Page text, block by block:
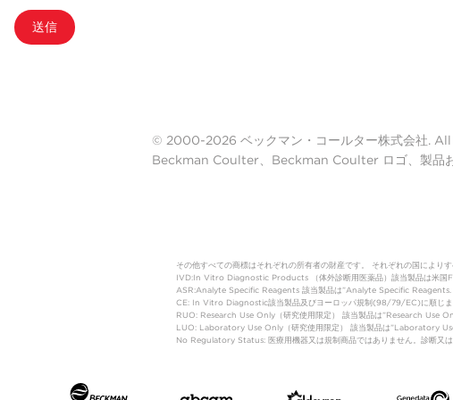
送信
© 2000-2026 ベックマン・コールター株式会社.
Beckman Coulter、Beckman Coulter ロゴ、製品
その他すべての商標はそれぞれの所有者の財産です。 それぞれの国により
IVD:In Vitro Diagnostic Products （体外診断用医薬品）該当製品は米国
ASR:Analyte Specific Reagents 該当製品は”Analyte Specific
CE: In Vitro Diagnostic該当製品及びヨーロッパ規制(98/79/EC)に順じま
RUO: Research Use Only（研究使用限定） 該当製品は”Research Use
LUO: Laboratory Use Only（研究使用限定） 該当製品は”Laboratory Use
No Regulatory Status: 医療用機器又は規制商品ではありません。診断又は